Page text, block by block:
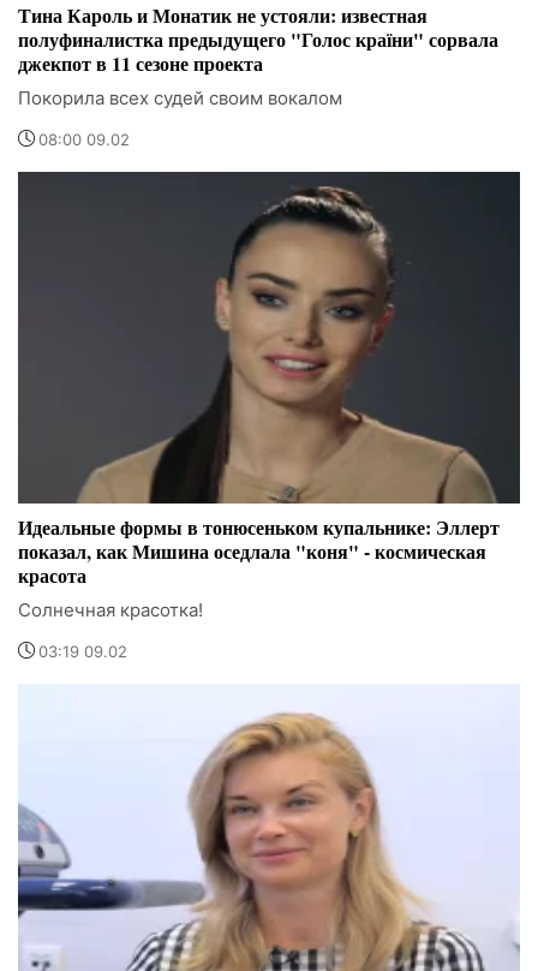
Тина Кароль и Монатик не устояли: известная
полуфиналистка предыдущего "Голос країни" сорвала
джекпот в 11 сезоне проекта
Покорила всех судей своим вокалом
08:00 09.02
Идеальные формы в тонюсеньком купальнике: Эллерт
показал, как Мишина оседлала "коня" - космическая
красота
Солнечная красотка!
03:19 09.02